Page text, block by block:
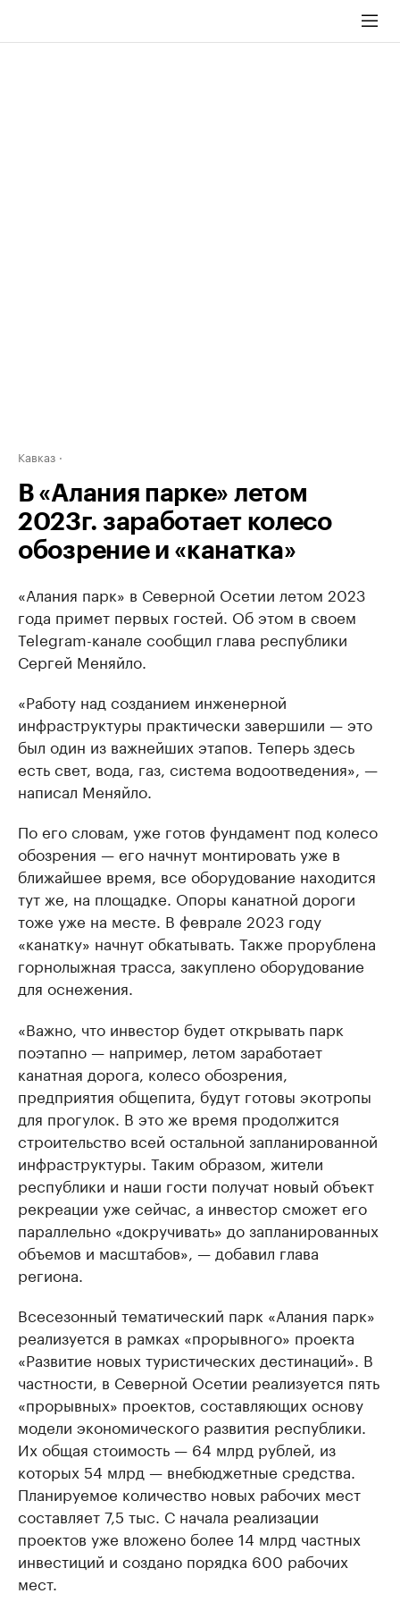
Кавказ
В «Алания парке» летом
2023г. заработает колесо
обозрение и «канатка»
«Алания парк» в Северной Осетии летом 2023
года примет первых гостей. Об этом в своем
Telegram-канале сообщил глава республики
Сергей Меняйло.
«Работу над созданием инженерной
инфраструктуры практически завершили — это
был один из важнейших этапов. Теперь здесь
есть свет, вода, газ, система водоотведения», —
написал Меняйло.
По его словам, уже готов фундамент под колесо
обозрения — его начнут монтировать уже в
ближайшее время, все оборудование находится
тут же, на площадке. Опоры канатной дороги
тоже уже на месте. В феврале 2023 году
«канатку» начнут обкатывать. Также прорублена
горнолыжная трасса, закуплено оборудование
для оснежения.
«Важно, что инвестор будет открывать парк
поэтапно — например, летом заработает
канатная дорога, колесо обозрения,
предприятия общепита, будут готовы экотропы
для прогулок. В это же время продолжится
строительство всей остальной запланированной
инфраструктуры. Таким образом, жители
республики и наши гости получат новый объект
рекреации уже сейчас, а инвестор сможет его
параллельно «докручивать» до запланированных
объемов и масштабов», — добавил глава
региона.
Всесезонный тематический парк «Алания парк»
реализуется в рамках «прорывного» проекта
«Развитие новых туристических дестинаций». В
частности, в Северной Осетии реализуется пять
«прорывных» проектов, составляющих основу
модели экономического развития республики.
Их общая стоимость — 64 млрд рублей, из
которых 54 млрд — внебюджетные средства.
Планируемое количество новых рабочих мест
составляет 7,5 тыс. С начала реализации
проектов уже вложено более 14 млрд частных
инвестиций и создано порядка 600 рабочих
мест.